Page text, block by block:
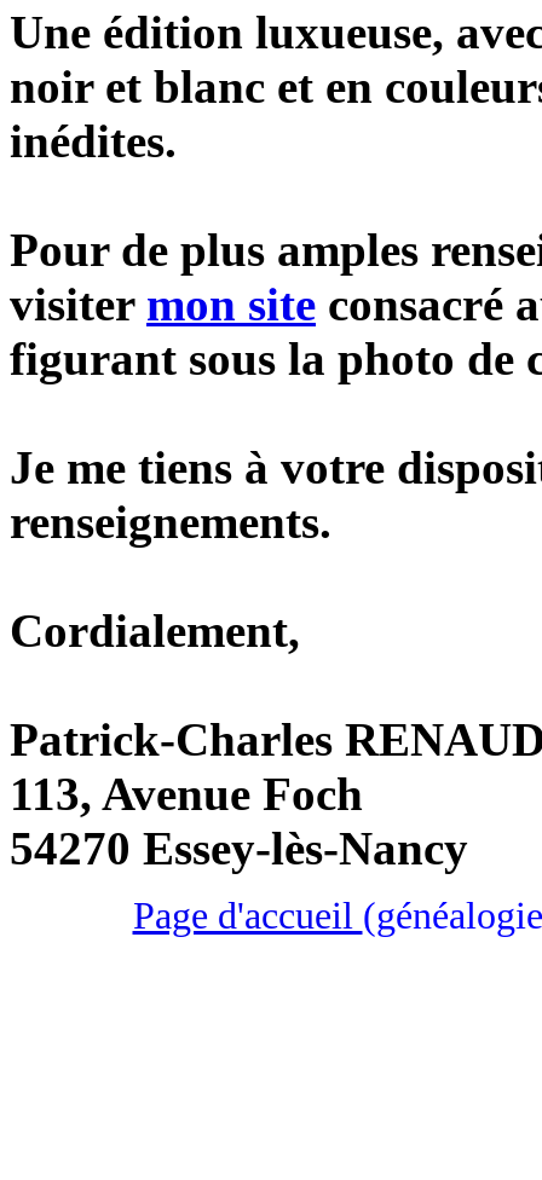
Une édition luxueuse,
noir et blanc et en
inédites.
Pour de plus amples
visiter mon site consacré
figurant sous la photo de
Je me tiens à votre
renseignements.
Cordialement,
Patrick-Charles
113, Avenue Foch
54270 Essey-lès-Nancy
Page d'accueil